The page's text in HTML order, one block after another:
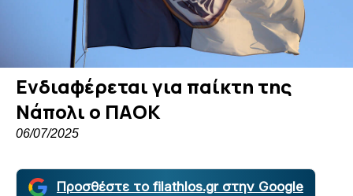
Ενδιαφέρεται για παίκτη της
Νάπολι ο ΠΑΟΚ
06/07/2025
Προσθέστε το filathlos.gr στην Google